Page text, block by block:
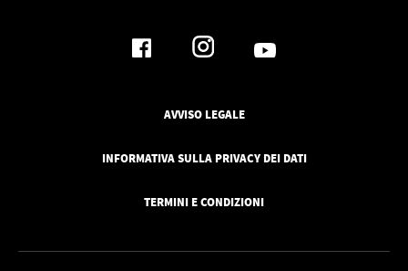
AVVISO LEGALE
INFORMATIVA SULLA PRIVACY DEI DATI
TERMINI E CONDIZIONI